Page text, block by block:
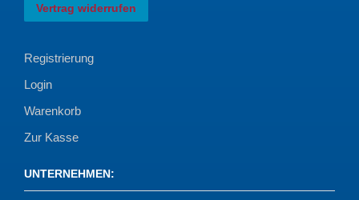
Vertrag widerrufen
Registrierung
Login
Warenkorb
Zur Kasse
UNTERNEHMEN: